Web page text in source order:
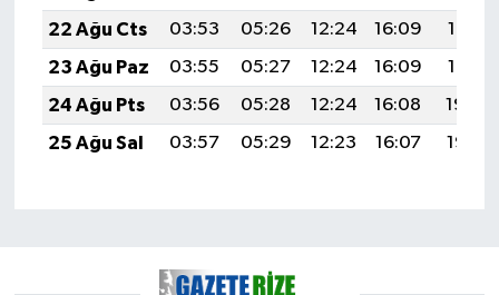
22 Ağu Cts
03:53 05:26 12:24 16:09
19:12
23 Ağu Paz
03:55 05:27 12:24 16:09
19:10
24 Ağu Pts
03:56 05:28 12:24 16:08
19:09
25 Ağu Sal
03:57 05:29 12:23 16:07 19:07